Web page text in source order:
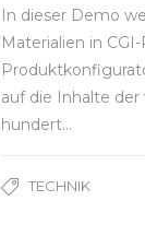
In dieser Demo
Materialien in
auf die Inhalte
hundert…
TECHNIK